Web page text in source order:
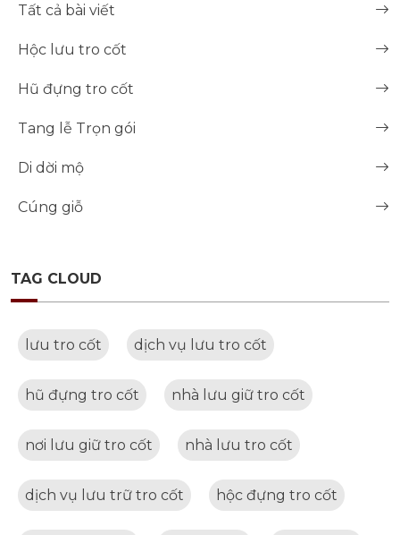
Tất cả bài viết
Hộc lưu tro cốt
Hũ đựng tro cốt
Tang lễ Trọn gói
Di dời mộ
Cúng giỗ
TAG CLOUD
lưu tro cốt dịch vụ lưu tro cốt
hũ đựng tro cốt nhà lưu giữ tro cốt
nơi lưu giữ tro cốt nhà lưu tro cốt
dịch vụ lưu trữ tro cốt hộc đựng tro cốt